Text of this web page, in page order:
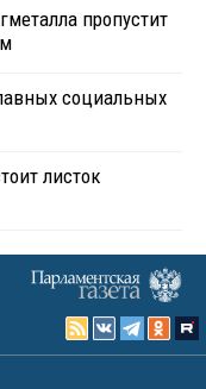
пропустит
социальных
листок